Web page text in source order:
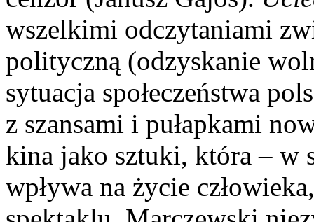
wszelkimi odczytaniami
polityczną (odzyskanie
sytuacja społeczeństwa
z szansami i pułapkami
kina jako sztuki, która – w
wpływa na życie